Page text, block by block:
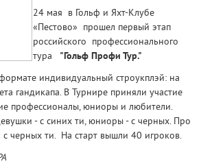
24 мая в Гольф и Яхт-Клубе
«Пестово» прошел первый этап
российского профессионального
тура
"Гольф Профи Тур."
индивидуальный строукплэй: на
гандикапа. В Турнире приняли участие
профессионалы, юниоры и любители.
- с синих ти, юниоры - с черных. Про
с черных ти. На старт вышли 40 игроков.